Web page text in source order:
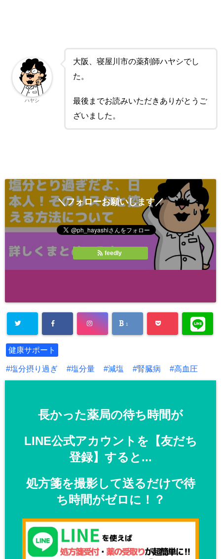
大阪、寝屋川市の薬剤師ハヤシでし
た。
最後までお読みいただきありがとうご
ざいました。
ハヤシ
＼フォローお願いします／
feedly
1
健康サポート
塩分摂り過ぎ 塩分量 減塩 腎臓病 高血圧
長かった薬局の待ち時間が
LINE公式アカウントを【友だち
登録】すると...
処方箋を撮影して送るだけで待
ち時間がゼロに！？